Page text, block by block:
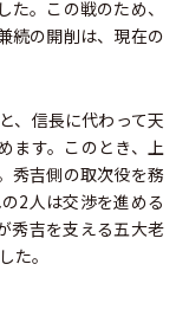
。この戦のため、
続の開削は、現在の
、信長に代わって天
ます。このとき、上
秀吉側の取次役を務
2人は交渉を進める
秀吉を支える五大老
た。